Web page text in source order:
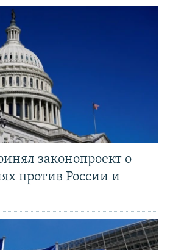
законопроект о
против России и